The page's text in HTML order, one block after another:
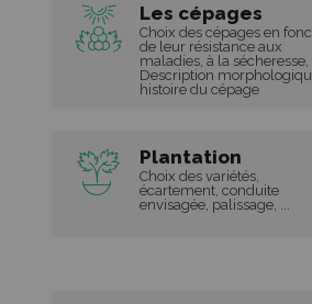
Les cépages
Choix des cépages en
de leur résistance aux
maladies, à la sécheresse,
Description
histoire du cépage
Plantation
Choix des variétés,
écartement, conduite
envisagée, palissage, ...